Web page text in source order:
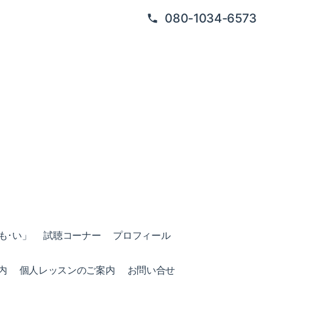
080-1034-6573
･い」 試聴コーナー プロフィール
個人レッスンのご案内 お問い合せ